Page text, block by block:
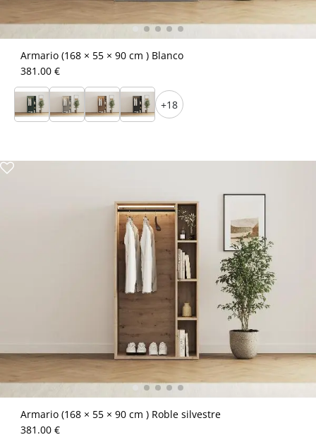
Armario (168 × 55 × 90 cm ) Blanco
381.00 €
+18
Armario (168 × 55 × 90 cm ) Roble silvestre
381.00 €